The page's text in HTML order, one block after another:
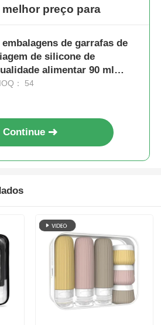
melhor preço para
embalagens de garrafas de
de silicone de
alimentar 90 ml
pela TSA
： 54
Continue